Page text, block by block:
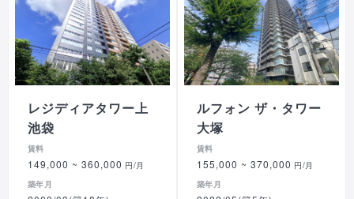
レジディアタワー上
池袋
賃料
149,000 ~ 360,000 円/月
築年月
ルフォン ザ・タワー
大塚
賃料
155,000 ~ 370,000 円/月
築年月